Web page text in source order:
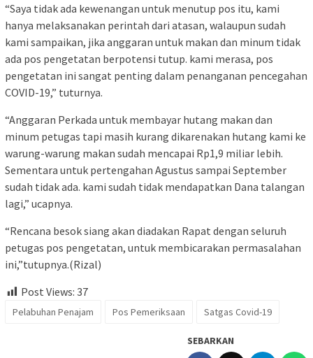
“Saya tidak ada kewenangan untuk menutup pos itu, kami
hanya melaksanakan perintah dari atasan, walaupun sudah
kami sampaikan, jika anggaran untuk makan dan minum tidak
ada pos pengetatan berpotensi tutup. kami merasa, pos
pengetatan ini sangat penting dalam penanganan pencegahan
COVID-19,” tuturnya.
“Anggaran Perkada untuk membayar hutang makan dan
minum petugas tapi masih kurang dikarenakan hutang kami ke
warung-warung makan sudah mencapai Rp1,9 miliar lebih.
Sementara untuk pertengahan Agustus sampai September
sudah tidak ada. kami sudah tidak mendapatkan Dana talangan
lagi,” ucapnya.
“Rencana besok siang akan diadakan Rapat dengan seluruh
petugas pos pengetatan, untuk membicarakan permasalahan
ini,”tutupnya.(Rizal)
Post Views: 37
Pelabuhan Penajam Pos Pemeriksaan Satgas Covid-19
SEBARKAN